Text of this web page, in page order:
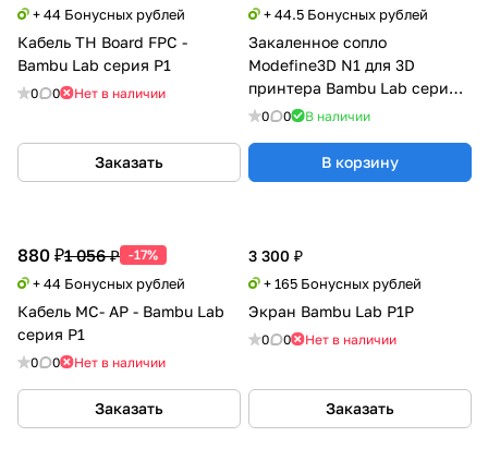
+ 44.5 Бонусных рублей
Закаленное сопло
Modefine3D N1 для 3D
принтера Bambu Lab серии
X1/P1
0 0 В наличии
В корзину
880 ₽1 056 ₽ -17%
+ 44 Бонусных рублей
Кабель MC- AP - Bambu Lab
серия P1
0 0 Нет в наличии
Заказать
3 300 ₽
+ 165 Бонусных рублей
Экран Bambu Lab P1P
0 0 Нет в наличии
Заказать
+ 44 Бонусных рублей
Кабель TH Board FPC -
Bambu Lab серия P1
0 0 Нет в наличии
Заказать